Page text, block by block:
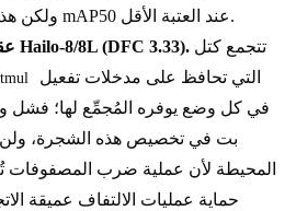
ولكن هذا الخلط لا يمنع استعادة mAP50 عند العتبة الأقل.
عقوبة الانتباه هيكلية على Hailo-8/8L (DFC 3.33).
بت في تخصيص هذه الشجرة، ولن
المحيطة لأن عملية ضرب المصفوفات